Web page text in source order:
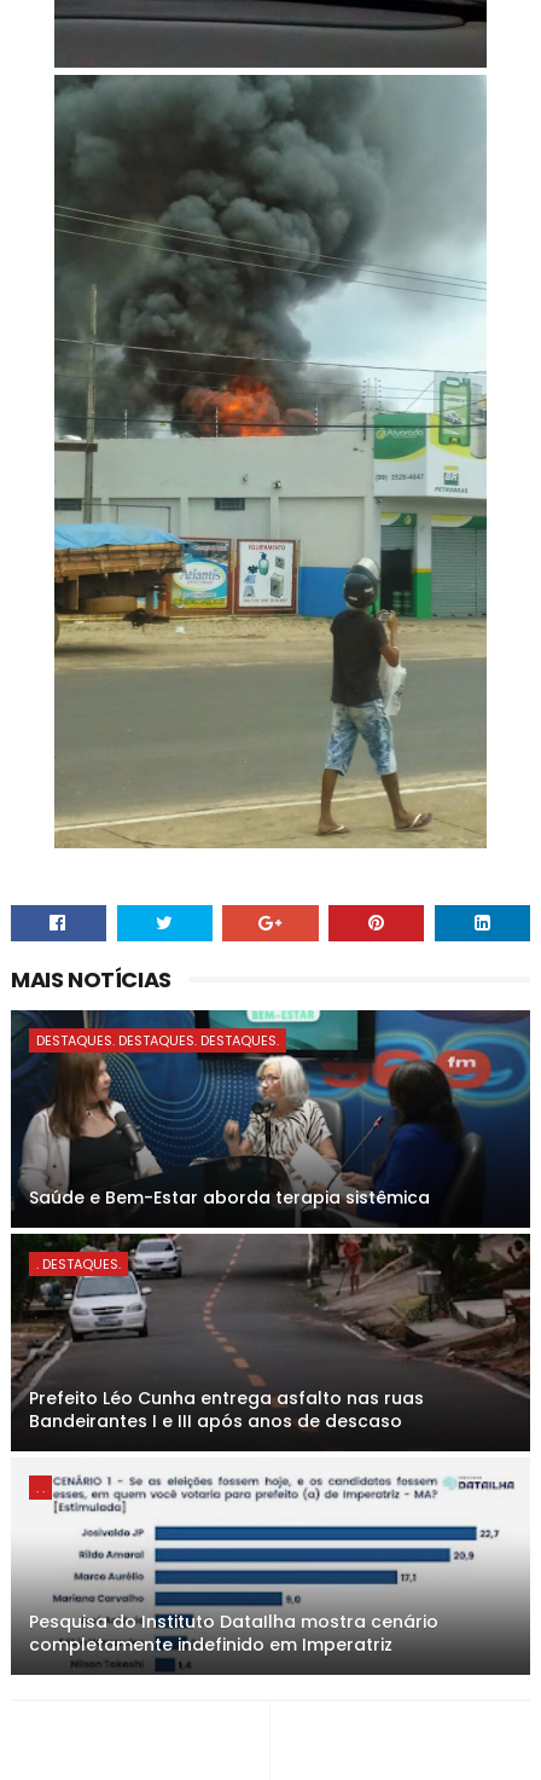
MAIS NOTÍCIAS
DESTAQUES. DESTAQUES. DESTAQUES.
Saúde e Bem-Estar aborda terapia sistêmica
. DESTAQUES.
Prefeito Léo Cunha entrega asfalto nas ruas
Bandeirantes I e III após anos de descaso
. .
Pesquisa do Instituto DataIlha mostra cenário
completamente indefinido em Imperatriz